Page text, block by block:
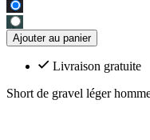
Ajouter au panier
Livraison gratuite
Short de gravel léger